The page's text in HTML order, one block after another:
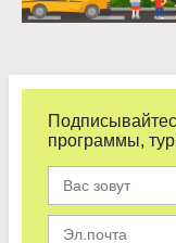
программы,